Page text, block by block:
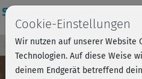
Kursvorschau - Jetzt mitmachen!
Cookie-Einstellungen
Wir nutzen auf unserer Website
Technologien. Auf diese Weise
deinem Endgerät betreffend